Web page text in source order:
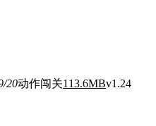
20动作闯关113.6MBv1.24